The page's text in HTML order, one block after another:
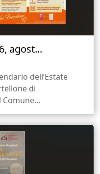
agost...
dell’Estate
di